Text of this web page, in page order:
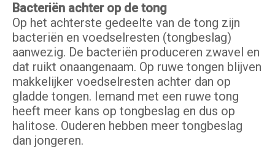
Bacteriën achter op de tong
Op het achterste gedeelte van de tong zijn
bacteriën en voedselresten (tongbeslag)
aanwezig. De bacteriën produceren zwavel en
dat ruikt onaangenaam. Op ruwe tongen blijven
makkelijker voedselresten achter dan op
gladde tongen. Iemand met een ruwe tong
heeft meer kans op tongbeslag en dus op
halitose. Ouderen hebben meer tongbeslag
dan jongeren.